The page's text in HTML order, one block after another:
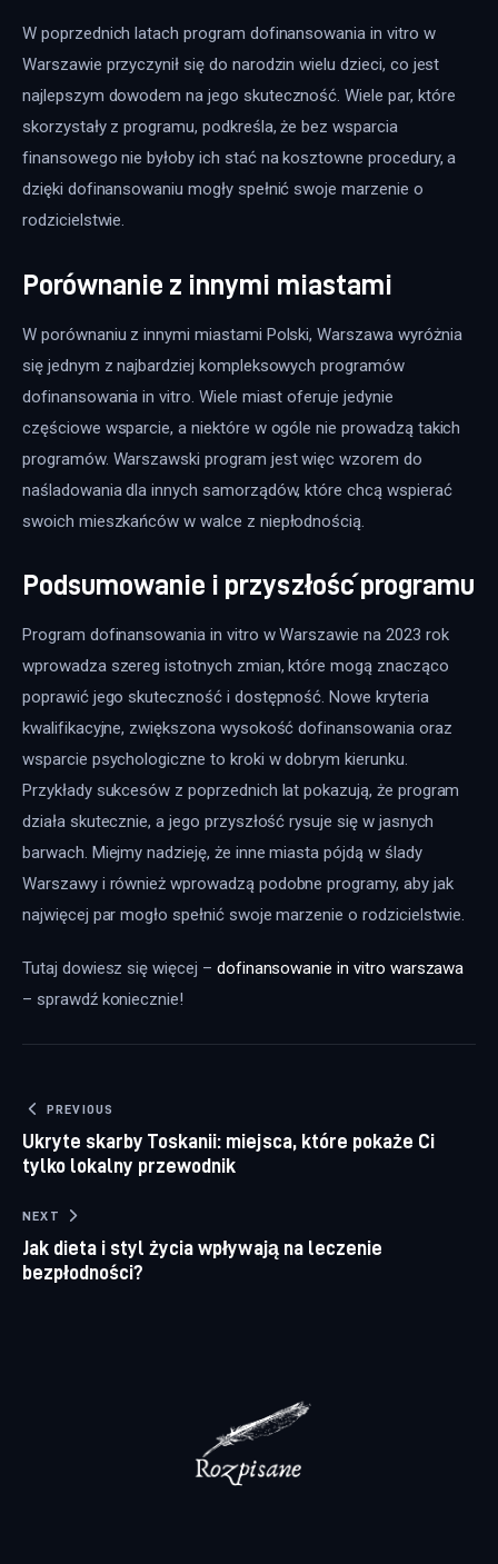
W poprzednich latach program dofinansowania in vitro w
Warszawie przyczynił się do narodzin wielu dzieci, co jest
najlepszym dowodem na jego skuteczność. Wiele par, które
skorzystały z programu, podkreśla, że bez wsparcia
finansowego nie byłoby ich stać na kosztowne procedury, a
dzięki dofinansowaniu mogły spełnić swoje marzenie o
rodzicielstwie.
Porównanie z innymi miastami
W porównaniu z innymi miastami Polski, Warszawa wyróżnia
się jednym z najbardziej kompleksowych programów
dofinansowania in vitro. Wiele miast oferuje jedynie
częściowe wsparcie, a niektóre w ogóle nie prowadzą takich
programów. Warszawski program jest więc wzorem do
naśladowania dla innych samorządów, które chcą wspierać
swoich mieszkańców w walce z niepłodnością.
Podsumowanie i przyszłość programu
Program dofinansowania in vitro w Warszawie na 2023 rok
wprowadza szereg istotnych zmian, które mogą znacząco
poprawić jego skuteczność i dostępność. Nowe kryteria
kwalifikacyjne, zwiększona wysokość dofinansowania oraz
wsparcie psychologiczne to kroki w dobrym kierunku.
Przykłady sukcesów z poprzednich lat pokazują, że program
działa skutecznie, a jego przyszłość rysuje się w jasnych
barwach. Miejmy nadzieję, że inne miasta pójdą w ślady
Warszawy i również wprowadzą podobne programy, aby jak
najwięcej par mogło spełnić swoje marzenie o rodzicielstwie.
Tutaj dowiesz się więcej – dofinansowanie in vitro warszawa
– sprawdź koniecznie!
Nawigacja wpisu
PREVIOUS
Ukryte skarby Toskanii: miejsca, które pokaże Ci
tylko lokalny przewodnik
NEXT
Jak dieta i styl życia wpływają na leczenie
bezpłodności?